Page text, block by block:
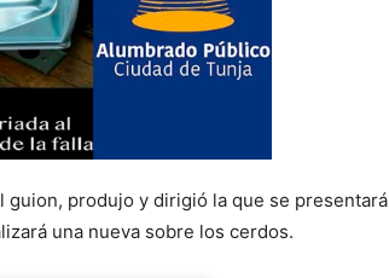
guion, produjo y dirigió la que se presentará
una nueva sobre los cerdos.